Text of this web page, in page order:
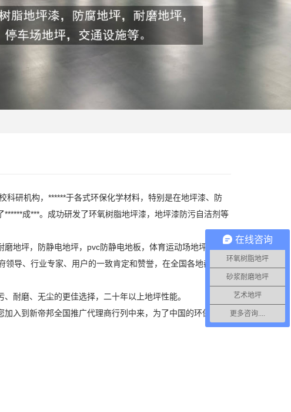
科研机构，******于各式环保化学材料，特别是在地坪漆、防
成***。成功研发了环氧树脂地坪漆，地坪漆防污自洁剂等
地坪，防静电地坪，pvc防静电地板，体育运动场地坪，停
导、行业专家、用户的一致肯定和赞誉，在全国各地都有十
耐磨、无尘的更佳选择，二十年以上地坪性能。
入到新帝邦全国推广代理商行列中来，为了中国的环保事
在线咨询
环氧树脂地坪
砂浆耐磨地坪
艺术地坪
更多咨询....